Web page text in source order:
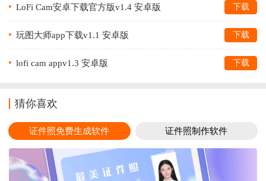
LoFi Cam安卓下载官方版v1.4 安卓版 下载
玩图大师app下载v1.1 安卓版 下载
lofi cam appv1.3 安卓版 下载
猜你喜欢
证件照免费生成软件 证件照制作软件